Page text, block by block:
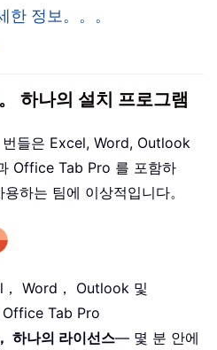
정보。。。
하나의 설치 프로그램
번들은 Excel, Word, Outlook
Office Tab Pro 를 포함하
하는 팀에 이상적입니다。
Word， Outlook 및
Tab Pro
하나의 라이선스— 몇 분 안에